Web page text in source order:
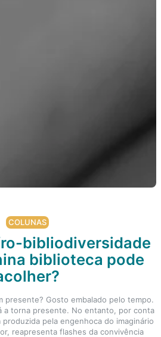
COLUNAS
bibliodiversidade
biblioteca pode
presente? Gosto embalado pelo tempo.
a torna presente. No entanto, por conta
pela engenhoca do imaginário
reapresenta flashes da convivência